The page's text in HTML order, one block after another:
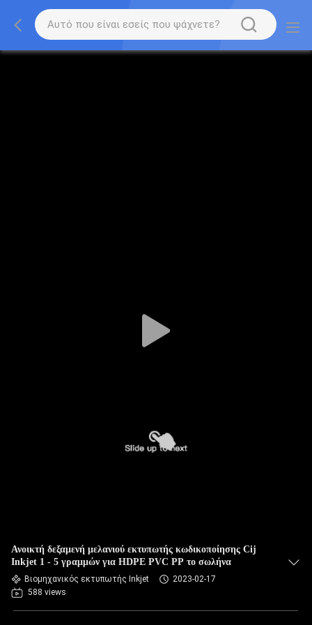
Ανοικτή δεξαμενή μελανιού εκτυπωτής κωδικοποίησης Cij
Inkjet 1 - 5 γραμμών για HDPE PVC PP το σωλήνα
Βιομηχανικός εκτυπωτής Inkjet
2023-02-17
588 views